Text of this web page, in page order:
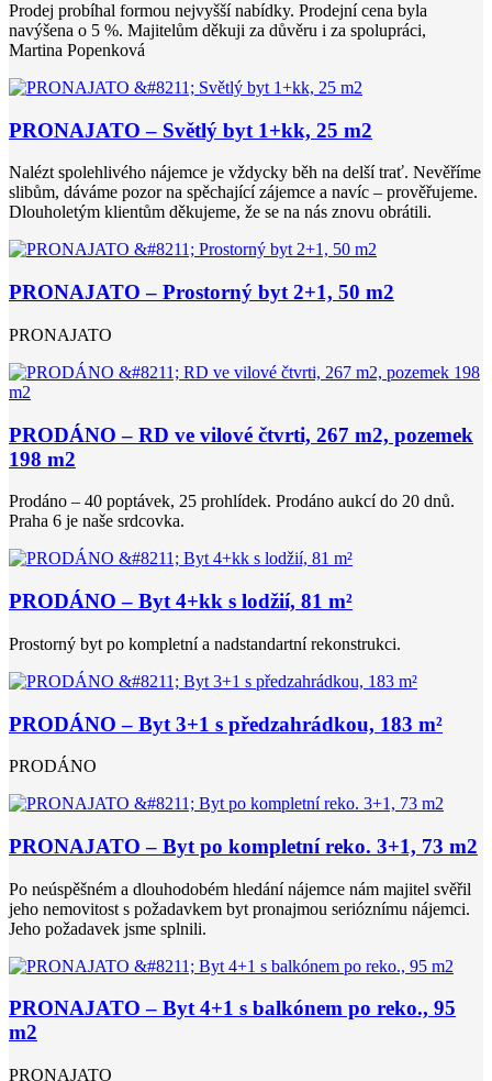
Prodej probíhal formou nejvyšší nabídky. Prodejní cena byla
navýšena o 5 %. Majitelům děkuji za důvěru i za spolupráci,
Martina Popenková
PRONAJATO – Světlý byt 1+kk, 25 m2
Nalézt spolehlivého nájemce je vždycky běh na delší trať. Nevěříme
slibům, dáváme pozor na spěchající zájemce a navíc – prověřujeme.
Dlouholetým klientům děkujeme, že se na nás znovu obrátili.
PRONAJATO – Prostorný byt 2+1, 50 m2
PRONAJATO
PRODÁNO – RD ve vilové čtvrti, 267 m2, pozemek
198 m2
Prodáno – 40 poptávek, 25 prohlídek. Prodáno aukcí do 20 dnů.
Praha 6 je naše srdcovka.
PRODÁNO – Byt 4+kk s lodžií, 81 m²
Prostorný byt po kompletní a nadstandartní rekonstrukci.
PRODÁNO – Byt 3+1 s předzahrádkou, 183 m²
PRODÁNO
PRONAJATO – Byt po kompletní reko. 3+1, 73 m2
Po neúspěšném a dlouhodobém hledání nájemce nám majitel svěřil
jeho nemovitost s požadavkem byt pronajmou serióznímu nájemci.
Jeho požadavek jsme splnili.
PRONAJATO – Byt 4+1 s balkónem po reko., 95
m2
PRONAJATO